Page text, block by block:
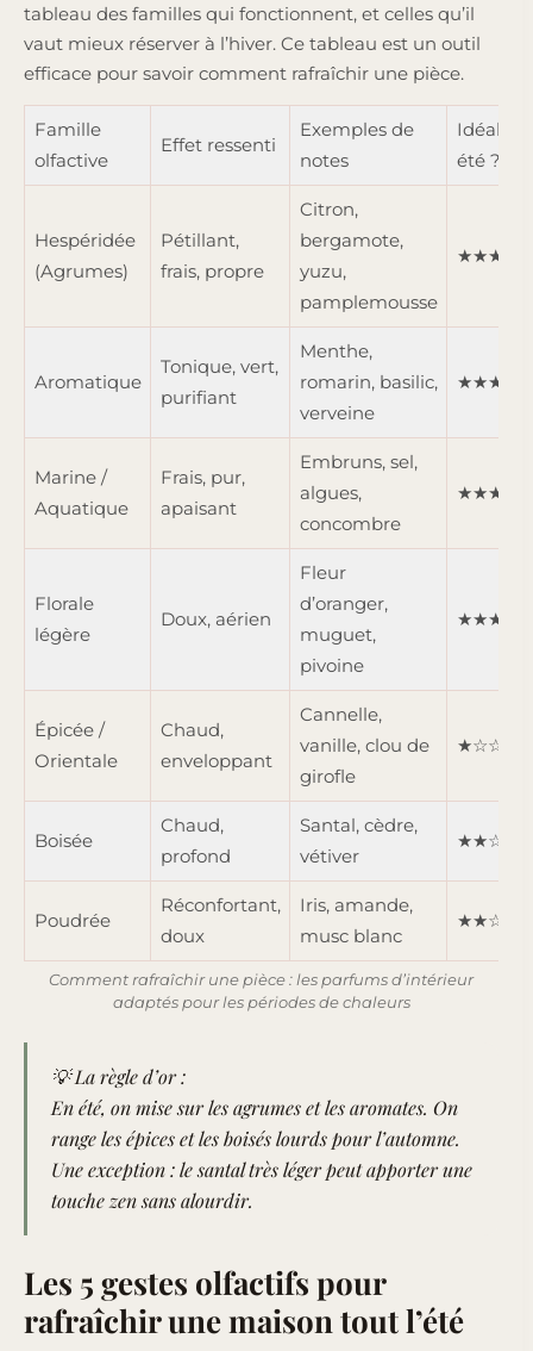
tableau des familles qui fonctionnent, et celles qu’il
vaut mieux réserver à l’hiver. Ce tableau est un outil
efficace pour savoir comment rafraîchir une pièce.
Famille
olfactive
Effet ressenti
Exemples de
notes
Idéal en
été ?
Hespéridée
(Agrumes)
Pétillant,
frais, propre
Citron,
bergamote,
yuzu,
pamplemousse
★★★★★
Aromatique
Tonique, vert,
purifiant
Menthe,
romarin, basilic,
verveine
★★★★★
Marine /
Aquatique
Frais, pur,
apaisant
Embruns, sel,
algues,
concombre
★★★★☆
Florale
légère
Doux, aérien
Fleur
d’oranger,
muguet,
pivoine
★★★☆☆
Épicée /
Orientale
Chaud,
enveloppant
Cannelle,
vanille, clou de
girofle
★☆☆☆☆
Boisée
Chaud,
profond
Santal, cèdre,
vétiver
★★☆☆☆
Poudrée
Réconfortant,
doux
Iris, amande,
musc blanc
★★☆☆☆
Comment rafraîchir une pièce : les parfums d’intérieur
adaptés pour les périodes de chaleurs
💡 La règle d’or :
En été, on mise sur les agrumes et les aromates. On
range les épices et les boisés lourds pour l’automne.
Une exception : le santal très léger peut apporter une
touche zen sans alourdir.
Les 5 gestes olfactifs pour
rafraîchir une maison tout l’été